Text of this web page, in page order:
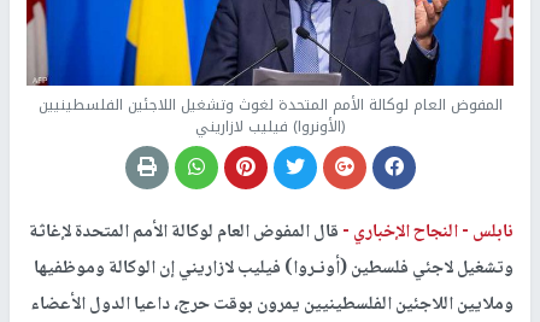
المفوض العام لوكالة الأمم المتحدة لغوث وتشغيل اللاجئين الفلسطينيين
(الأونروا) فيليب لازاريني
نابلس -النجاح الإخباري -قال المفوض العام لوكالة الأمم المتحدة لإغاثة
وتشغيل لاجئي فلسطين (أونـروا) فيليب لازاريني إن الوكالة وموظفيها
وملايين اللاجئين الفلسطينيين يمرون بوقت حرج، داعيا الدول الأعضاء